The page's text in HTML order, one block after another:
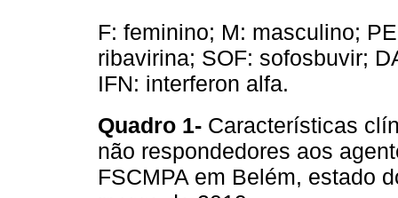
F: feminino; M: masculino;
ribavirina; SOF: sofosbuvir;
IFN: interferon alfa.
Quadro 1- Características
não respondedores aos
FSCMPA em Belém, estado